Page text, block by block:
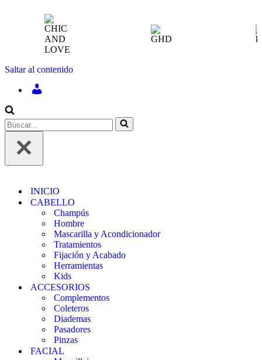
Saltar al contenido
REGÍSTRATE
Buscar...
INICIO
CABELLO
Champús
Hombre
Mascarilla y Acondicionador
Tratamientos
Fijación y Acabado
Herramientas
Kids
ACCESORIOS
Complementos
Coleteros
Diademas
Pasadores
Pinzas
FACIAL